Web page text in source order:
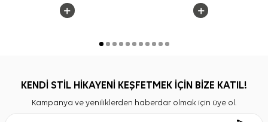
KENDİ STİL HİKAYENİ KEŞFETMEK İÇİN BİZE KATIL!
Kampanya ve yeniliklerden haberdar olmak için üye ol.